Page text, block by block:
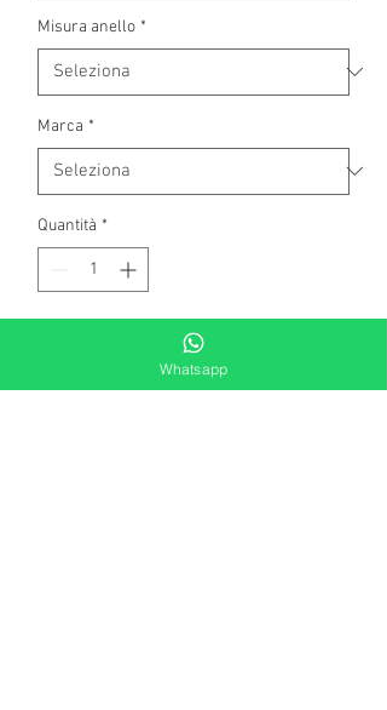
Misura anello *
Marca *
Quantità *
Aggiungi al carrello
Whatsapp